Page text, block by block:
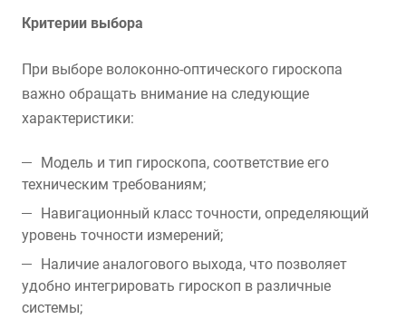
Критерии выбора
При выборе волоконно-оптического гироскопа
важно обращать внимание на следующие
характеристики:
Модель и тип гироскопа, соответствие его
техническим требованиям;
Навигационный класс точности, определяющий
уровень точности измерений;
Наличие аналогового выхода, что позволяет
удобно интегрировать гироскоп в различные
системы;